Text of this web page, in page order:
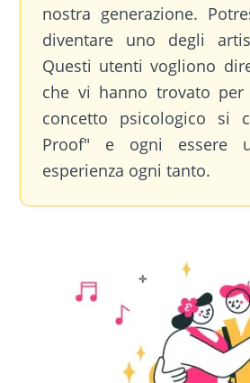
nostra generazione.
diventare uno degli
Questi utenti vogliono
che vi hanno trovato per
concetto psicologico si
Proof" e ogni essere
esperienza ogni tanto.